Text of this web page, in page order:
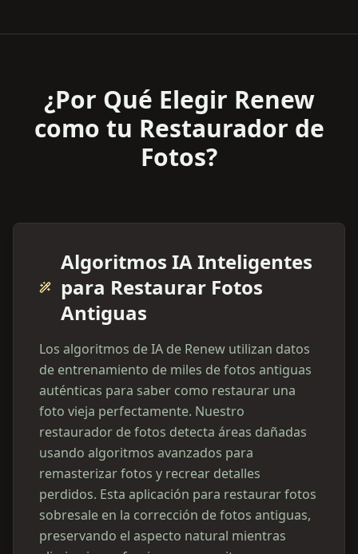
¿Por Qué Elegir Renew
como tu Restaurador de
Fotos?
Algoritmos IA Inteligentes
para Restaurar Fotos
Antiguas
Los algoritmos de IA de Renew utilizan datos
de entrenamiento de miles de fotos antiguas
auténticas para saber como restaurar una
foto vieja perfectamente. Nuestro
restaurador de fotos detecta áreas dañadas
usando algoritmos avanzados para
remasterizar fotos y recrear detalles
perdidos. Esta aplicación para restaurar fotos
sobresale en la corrección de fotos antiguas,
preservando el aspecto natural mientras